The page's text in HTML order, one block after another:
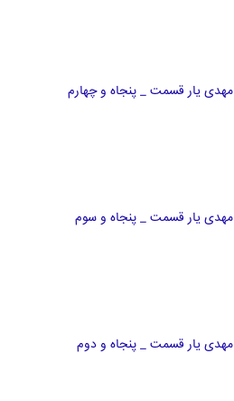
مهدی یار قسمت _ پنجاه و چهارم
مهدی یار قسمت _ پنجاه و سوم
مهدی یار قسمت _ پنجاه و دوم